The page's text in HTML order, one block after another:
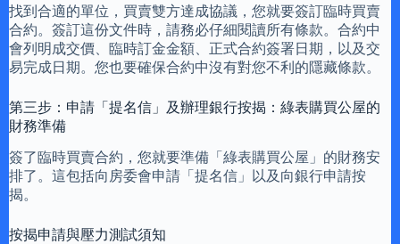
找到合適的單位，買賣雙方達成協議，您就要簽訂臨時買賣
合約。簽訂這份文件時，請務必仔細閱讀所有條款。合約中
會列明成交價、臨時訂金金額、正式合約簽署日期，以及交
易完成日期。您也要確保合約中沒有對您不利的隱藏條款。
第三步：申請「提名信」及辦理銀行按揭：綠表購買公屋的
財務準備
簽了臨時買賣合約，您就要準備「綠表購買公屋」的財務安
排了。這包括向房委會申請「提名信」以及向銀行申請按
揭。
按揭申請與壓力測試須知